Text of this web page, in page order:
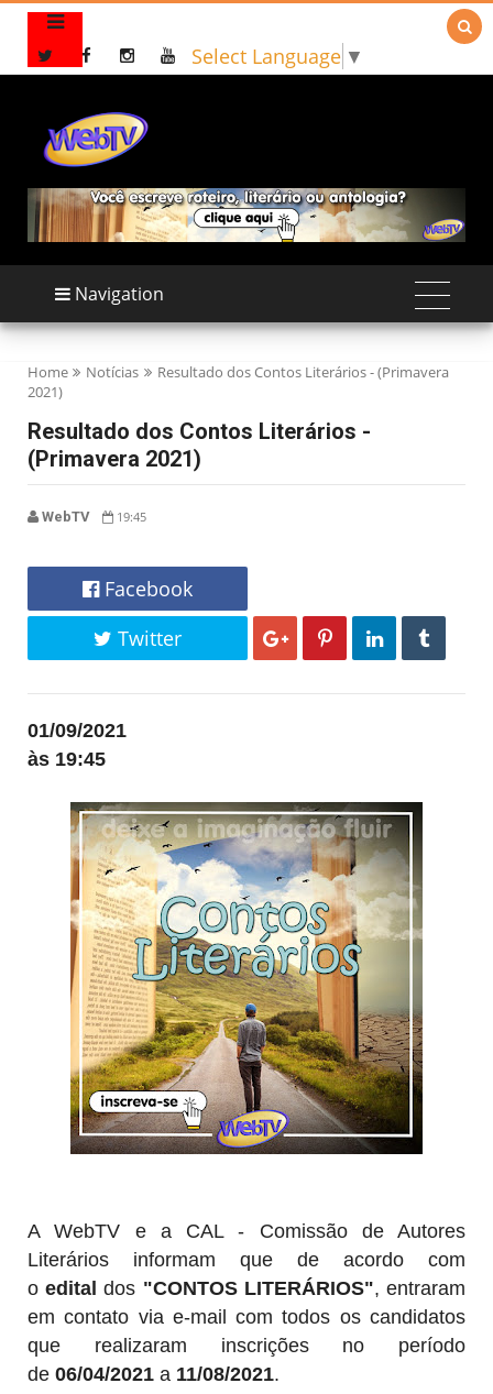
Select Language ▼

Navigation
Home Notícias
Resultado dos Contos Literários - (Primavera
2021)
Resultado dos Contos Literários -
(Primavera 2021)
WebTV 19:45
Facebook
Twitter
01/09/2021
às 19:45
A WebTV e a CAL - Comissão de Autores
Literários informam que de acordo com
oedital dos "CONTOS LITERÁRIOS", entraram
em contato via e-mail com todos os candidatos
que realizaram inscrições no período
de 06/04/2021 a 11/08/2021.